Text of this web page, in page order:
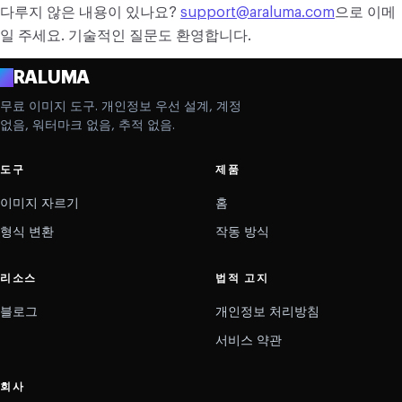
다루지 않은 내용이 있나요? support@araluma.com으로 이메
일 주세요. 기술적인 질문도 환영합니다.
ARALUMA
무료 이미지 도구. 개인정보 우선 설계, 계정
없음, 워터마크 없음, 추적 없음.
도구
이미지 자르기
형식 변환
제품
홈
작동 방식
리소스
블로그
법적 고지
개인정보 처리방침
서비스 약관
회사